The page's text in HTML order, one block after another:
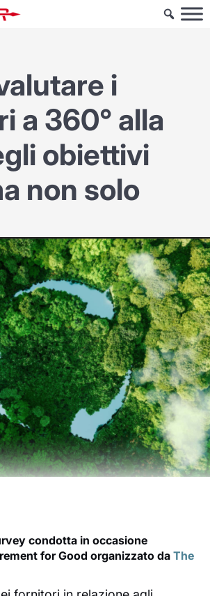
i
a 360° alla
obiettivi
non solo
condotta in occasione
for Good organizzato daThe